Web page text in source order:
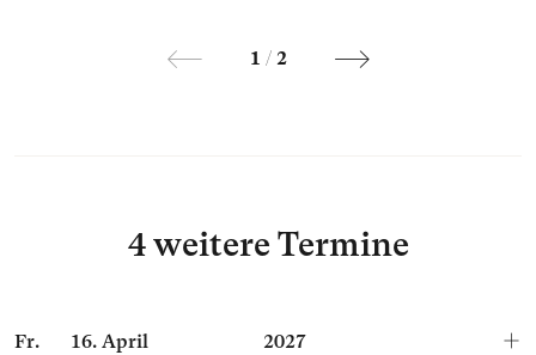
1 / 2
4 weitere Termine
Fr. 16.April 2027